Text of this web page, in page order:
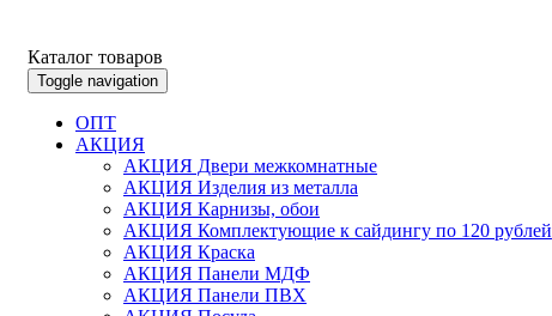
Каталог товаров
Toggle navigation
ОПТ
АКЦИЯ
АКЦИЯ Двери межкомнатные
АКЦИЯ Изделия из металла
АКЦИЯ Карнизы, обои
АКЦИЯ Комплектующие к сайдингу по 120 рублей
АКЦИЯ Краска
АКЦИЯ Панели МДФ
АКЦИЯ Панели ПВХ